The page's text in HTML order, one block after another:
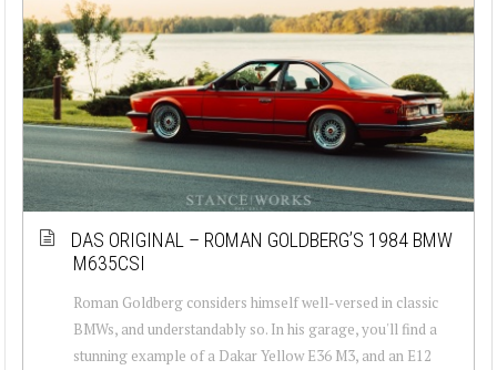
DAS ORIGINAL – ROMAN GOLDBERG’S 1984 BMW
M635CSI
Roman Goldberg considers himself well-versed in classic
BMWs, and understandably so. In his garage, you'll find a
stunning example of a Dakar Yellow E36 M3, and an E12